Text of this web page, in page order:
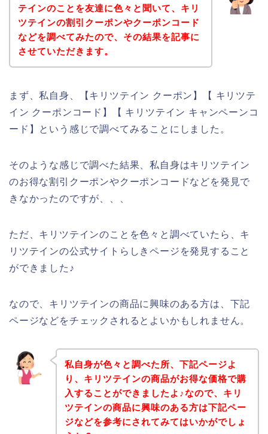
テインのことを友達に色々と聞いて、キリ
ツテインの割引クーポンやクーポンコード
などを調べてみたので、その結果を記事に
させていただきます。
まず、私自身、【キリツテイン クーポン】【 キリツテ
イン クーポンコード】【 キリツテイン キャンペーンコ
ード】という感じで調べてみることにしました。
そのような感じで調べた結果、私自身はキリツテイン
のお得な割引クーポンやクーポンコードなどを発見で
きなかったのですが、、、
ただ、キリツテインのことを色々と調べていたら、キ
リツテインの公式サイトらしきページを発見すること
ができました♪
なので、キリツテインの商品に興味のある方は、下記
ページなどをチェックされるとよいかもしれません。
私自身が色々と調べた所、下記ページよ
り、キリツテインの商品がお得な価格で購
入することができましたよ♪なので、キリ
ツテインの商品に興味のある方は下記ペー
ジなどを参考にされてみてはいかがでしょ